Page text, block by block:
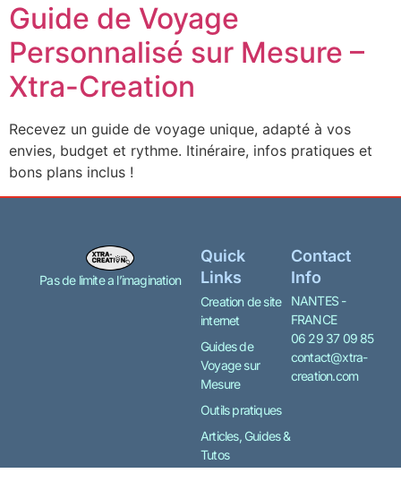
Guide de Voyage
Personnalisé sur Mesure –
Xtra-Creation
Recevez un guide de voyage unique, adapté à vos
envies, budget et rythme. Itinéraire, infos pratiques et
bons plans inclus !
Pas de limite a l’imagination
Quick
Links
Creation de site
internet
Guides de
Voyage sur
Mesure
Outils pratiques
Articles, Guides &
Tutos
Contact
Info
NANTES -
FRANCE
06 29 37 09 85
contact@xtra-
creation.com